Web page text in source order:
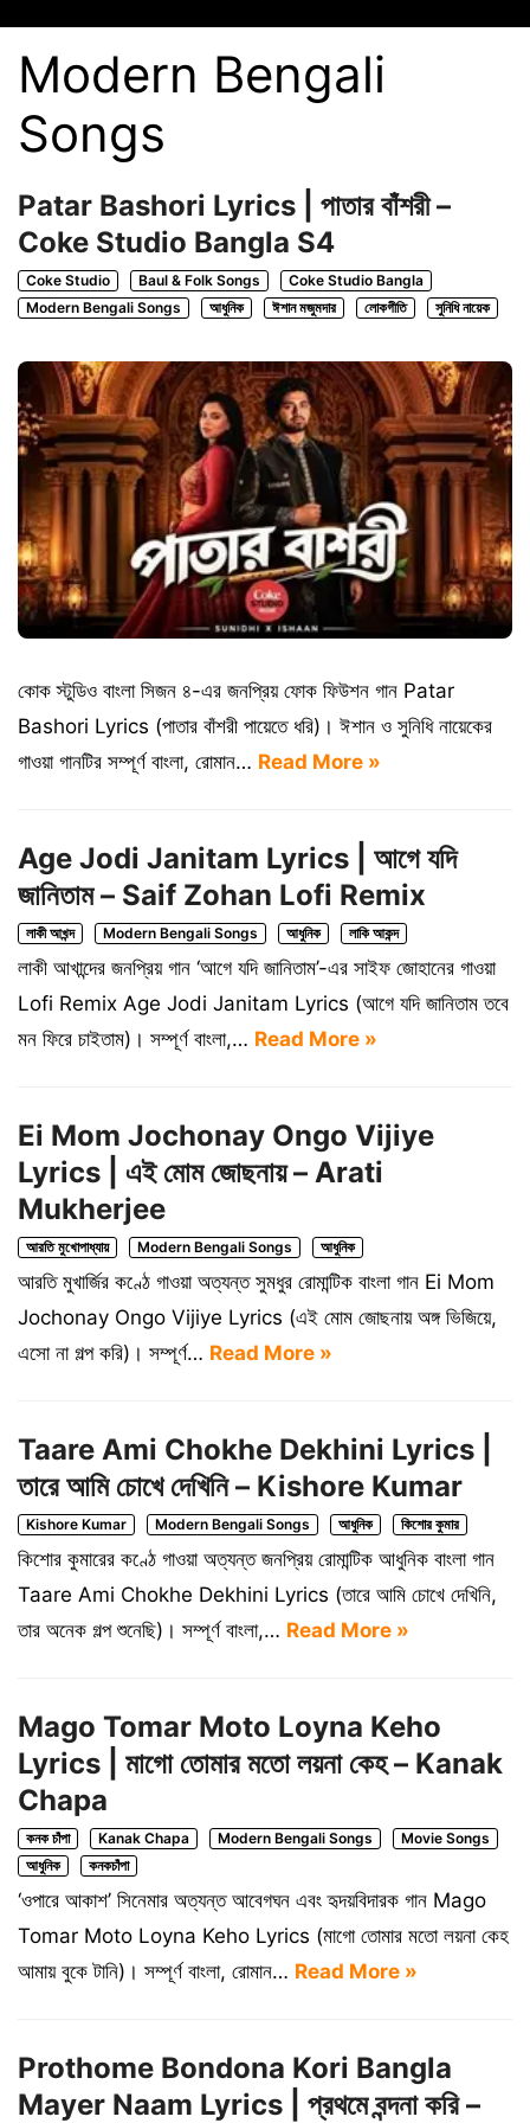
Modern Bengali
Songs
Patar Bashori Lyrics | পাতার বাঁশরী –
Coke Studio Bangla S4
Coke Studio Baul & Folk Songs
Coke Studio Bangla
Modern Bengali Songs
আধুনিক ঈশান মজুমদার লোকগীতি সুনিধি নায়েক
কোক স্টুডিও বাংলা সিজন ৪-এর জনপ্রিয় ফোক ফিউশন গান Patar
Bashori Lyrics (পাতার বাঁশরী পায়েতে ধরি)। ঈশান ও সুনিধি নায়েকের
গাওয়া গানটির সম্পূর্ণ বাংলা, রোমান… Read More »
Age Jodi Janitam Lyrics | আগে যদি
জানিতাম – Saif Zohan Lofi Remix
লাকী আখন্দ Modern Bengali Songs আধুনিক লাকি আকন্দ
লাকী আখান্দের জনপ্রিয় গান ‘আগে যদি জানিতাম’-এর সাইফ জোহানের গাওয়া
Lofi Remix Age Jodi Janitam Lyrics (আগে যদি জানিতাম তবে
মন ফিরে চাইতাম)। সম্পূর্ণ বাংলা,… Read More »
Ei Mom Jochonay Ongo Vijiye
Lyrics | এই মোম জোছনায় – Arati
Mukherjee
আরতি মুখোপাধ্যায় Modern Bengali Songs আধুনিক
আরতি মুখার্জির কণ্ঠে গাওয়া অত্যন্ত সুমধুর রোমান্টিক বাংলা গান Ei Mom
Jochonay Ongo Vijiye Lyrics (এই মোম জোছনায় অঙ্গ ভিজিয়ে,
এসো না গল্প করি)। সম্পূর্ণ… Read More »
Taare Ami Chokhe Dekhini Lyrics |
তারে আমি চোখে দেখিনি – Kishore Kumar
Kishore Kumar Modern Bengali Songs আধুনিক কিশোর কুমার
কিশোর কুমারের কণ্ঠে গাওয়া অত্যন্ত জনপ্রিয় রোমান্টিক আধুনিক বাংলা গান
Taare Ami Chokhe Dekhini Lyrics (তারে আমি চোখে দেখিনি,
তার অনেক গল্প শুনেছি)। সম্পূর্ণ বাংলা,… Read More »
Mago Tomar Moto Loyna Keho
Lyrics | মাগো তোমার মতো লয়না কেহ – Kanak
Chapa
কনক চাঁপা Kanak Chapa Modern Bengali Songs
Movie Songs
আধুনিক
কনকচাঁপা
‘ওপারে আকাশ’ সিনেমার অত্যন্ত আবেগঘন এবং হৃদয়বিদারক গান Mago
Tomar Moto Loyna Keho Lyrics (মাগো তোমার মতো লয়না কেহ
আমায় বুকে টানি)। সম্পূর্ণ বাংলা, রোমান… Read More »
Prothome Bondona Kori Bangla
Mayer Naam Lyrics | প্রথমে বন্দনা করি –